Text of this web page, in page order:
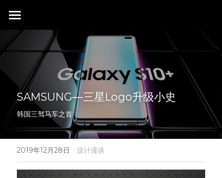
首页
行业成就
同行赞誉
荣膺奖项
关于我们
联系我们
搜索
SAMSUNG—三星Logo升级小史
韩国三驾马车之首
2019年12月28日 · 设计漫谈